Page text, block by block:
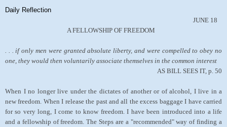
Daily Reflection
JUNE 18
A FELLOWSHIP OF FREEDOM
. . . if only men were granted absolute liberty, and were compelled to obey no
one, they would then voluntarily associate themselves in the common interest
AS BILL SEES IT, p. 50
When I no longer live under the dictates of another or of alcohol, I live in a
new freedom. When I release the past and all the excess baggage I have carried
for so very long, I come to know freedom. I have been introduced into a life
and a fellowship of freedom. The Steps are a "recommended" way of finding a